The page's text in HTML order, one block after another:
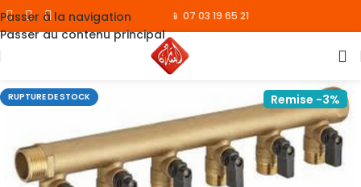
Passer à la navigation
Passer au contenu principal
📱 07 03 19 65 21
RUPTURE DE STOCK Remise -3%